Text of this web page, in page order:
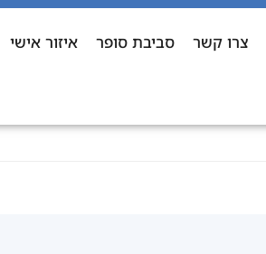
צרו קשר סביבת סופר איזור אישי